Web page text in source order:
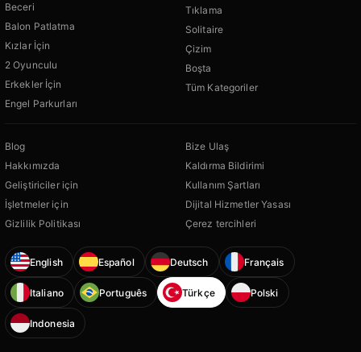
Beceri
Balon Patlatma
Kızlar İçin
2 Oyunculu
Erkekler İçin
Engel Parkurları
Tıklama
Solitaire
Çizim
Boşta
Tüm Kategoriler
Blog
Hakkımızda
Geliştiriciler için
İşletmeler için
Gizlilik Politikası
Bize Ulaş
Kaldırma Bildirimi
Kullanım Şartları
Dijital Hizmetler Yasası
Çerez tercihleri
English Español Deutsch Français
Italiano Português Türkçe Polski
Indonesia